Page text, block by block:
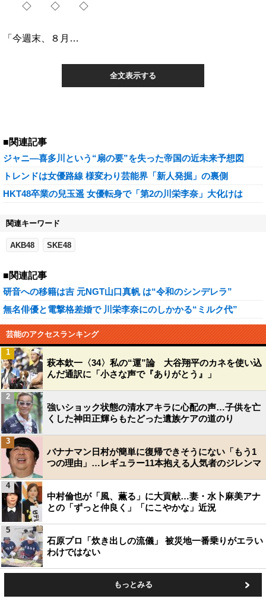
◇ ◇ ◇
「今週末、８月…
全文表示する
■関連記事
ジャニ―喜多川という“扇の要”を失った帝国の近未来予想図
トレンドは女優路線 様変わり芸能界「新人発掘」の裏側
HKT48卒業の兒玉遥 女優転身で「第2の川栄李奈」大化けは
関連キーワード
AKB48 SKE48
■関連記事
研音への移籍は吉 元NGT山口真帆 は“令和のシンデレラ”
無名俳優と電撃格差婚で 川栄李奈にのしかかる“ミルク代”
芸能のアクセスランキング
萩本欽一〈34〉私の“運”論 大谷翔平のカネを使い込
んだ通訳に「小さな声で『ありがとう』」
1
強いショック状態の清水アキラに心配の声…子供を亡
くした神田正輝らもたどった遺族ケアの道のり
2
バナナマン日村が簡単に復帰できそうにない「もう1
つの理由」…レギュラー11本抱える人気者のジレンマ
3
中村倫也が「風、薫る」に大貢献…妻・水卜麻美アナ
との「ずっと仲良く」「にこやかな」近況
4
石原プロ「炊き出しの流儀」 被災地一番乗りがエラい
わけではない
5
もっとみる